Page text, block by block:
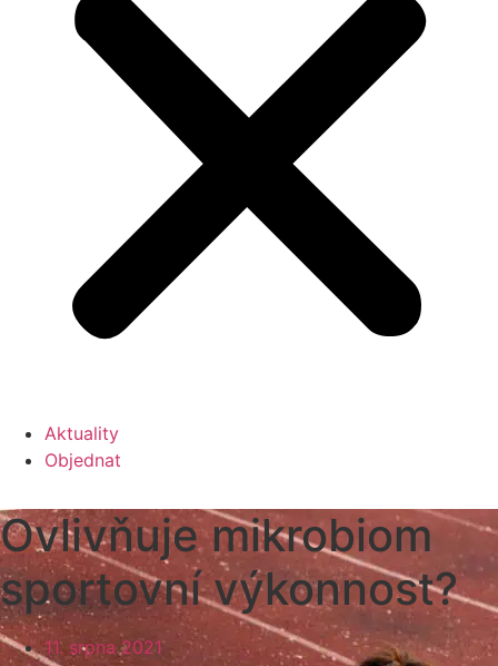
Aktuality
Objednat
Ovlivňuje mikrobiom
sportovní výkonnost?
11. srpna 2021